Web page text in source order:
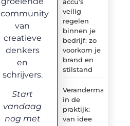
veilig
regelen
binnen je
bedrijf: zo
voorkom je
brand en
stilstand
in de
praktijk:
van idee
community
van
creatieve
denkers
en
schrijvers.
Start
vandaag
nog met